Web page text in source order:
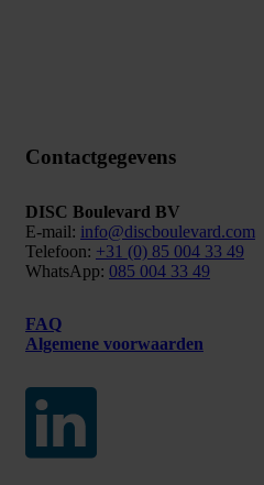
Contactgegevens
DISC Boulevard BV
E-mail: info@discboulevard.com
Telefoon: +31 (0) 85 004 33 49
WhatsApp: 085 004 33 49
FAQ
Algemene voorwaarden